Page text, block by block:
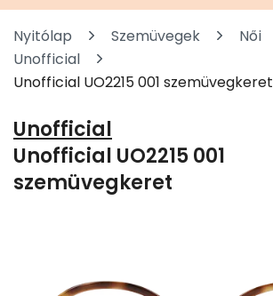
Nyitólap Szemüvegek
Női
Unofficial
Unofficial UO2215 001 szemüvegkeret
Unofficial
Unofficial UO2215 001
szemüvegkeret